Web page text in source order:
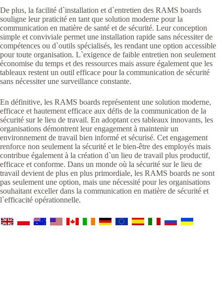
De plus, la facilité d`installation et d`entretien des RAMS boards
souligne leur praticité en tant que solution moderne pour la
communication en matière de santé et de sécurité. Leur conception
simple et conviviale permet une installation rapide sans nécessiter de
compétences ou d`outils spécialisés, les rendant une option accessible
pour toute organisation. L`exigence de faible entretien non seulement
économise du temps et des ressources mais assure également que les
tableaux restent un outil efficace pour la communication de sécurité
sans nécessiter une surveillance constante.
En définitive, les RAMS boards représentent une solution moderne,
efficace et hautement efficace aux défis de la communication de la
sécurité sur le lieu de travail. En adoptant ces tableaux innovants, les
organisations démontrent leur engagement à maintenir un
environnement de travail bien informé et sécurisé. Cet engagement
renforce non seulement la sécurité et le bien-être des employés mais
contribue également à la création d`un lieu de travail plus productif,
efficace et conforme. Dans un monde où la sécurité sur le lieu de
travail devient de plus en plus primordiale, les RAMS boards ne sont
pas seulement une option, mais une nécessité pour les organisations
souhaitant exceller dans la communication en matière de sécurité et
l`efficacité opérationnelle.